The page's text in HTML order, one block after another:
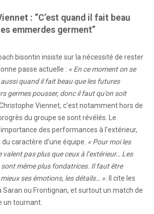
: “C’est quand il fait beau
emmerdes germent”
bisontin insiste sur la nécessité de rester
passe actuelle : « En ce moment on se
aussi quand il fait beau que les futures
germes pousser, donc il faut qu’on soit
Viennet, c’est notamment hors de
du groupe se sont révélés. Le
des performances à l’extérieur,
caractère d’une équipe. « Pour moi les
pas plus que ceux à l’extérieur… Les
sont même plus fondatrices. Il faut être
ses émotions, les détails… ».
Il cite les
Saran ou Frontignan, et surtout un match de
un tournant.